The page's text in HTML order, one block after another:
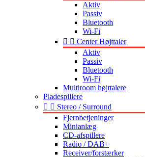
Aktiv
Passiv
Bluetooth
Wi-Fi
  Center Højttaler
Aktiv
Passiv
Bluetooth
Wi-Fi
Multiroom højttalere
Pladespillere
  Stereo / Surround
Fjernbetjeninger
Minianlæg
CD-afspillere
Radio / DAB+
Receiver/forstærker